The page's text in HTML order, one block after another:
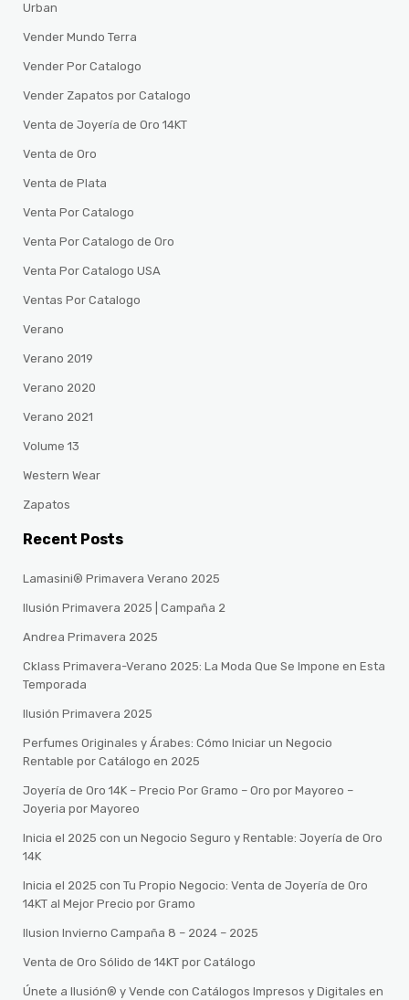
Urban
Vender Mundo Terra
Vender Por Catalogo
Vender Zapatos por Catalogo
Venta de Joyería de Oro 14KT
Venta de Oro
Venta de Plata
Venta Por Catalogo
Venta Por Catalogo de Oro
Venta Por Catalogo USA
Ventas Por Catalogo
Verano
Verano 2019
Verano 2020
Verano 2021
Volume 13
Western Wear
Zapatos
Recent Posts
Lamasini® Primavera Verano 2025
Ilusión Primavera 2025 | Campaña 2
Andrea Primavera 2025
Cklass Primavera-Verano 2025: La Moda Que Se Impone en Esta
Temporada
Ilusión Primavera 2025
Perfumes Originales y Árabes: Cómo Iniciar un Negocio
Rentable por Catálogo en 2025
Joyería de Oro 14K – Precio Por Gramo – Oro por Mayoreo –
Joyeria por Mayoreo
Inicia el 2025 con un Negocio Seguro y Rentable: Joyería de Oro
14K
Inicia el 2025 con Tu Propio Negocio: Venta de Joyería de Oro
14KT al Mejor Precio por Gramo
Ilusion Invierno Campaña 8 – 2024 – 2025
Venta de Oro Sólido de 14KT por Catálogo
Únete a Ilusión® y Vende con Catálogos Impresos y Digitales en